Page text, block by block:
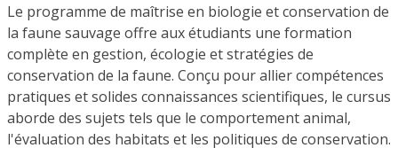
Le programme de maîtrise en biologie et conservation de
la faune sauvage offre aux étudiants une formation
complète en gestion, écologie et stratégies de
conservation de la faune. Conçu pour allier compétences
pratiques et solides connaissances scientifiques, le cursus
aborde des sujets tels que le comportement animal,
l'évaluation des habitats et les politiques de conservation.